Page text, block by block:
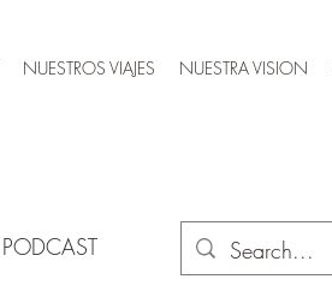
NUESTROS VIAJES NUESTRA VISION
PODCAST